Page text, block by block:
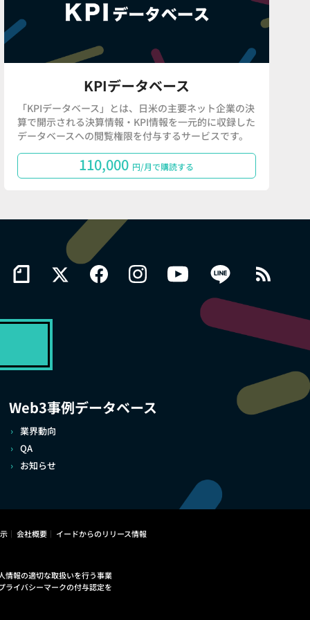
KPIデータベース
「KPIデータベース」とは、日米の主要ネット企業の決
算で開示される決算情報・KPI情報を一元的に収録した
データベースへの閲覧権限を付与するサービスです。
110,000 円/月で購読する
Web3事例データベース
業界動向
QA
お知らせ
会社概要 イードからのリリース情報
情報の適切な取扱いを行う事業
ライバシーマークの付与認定を